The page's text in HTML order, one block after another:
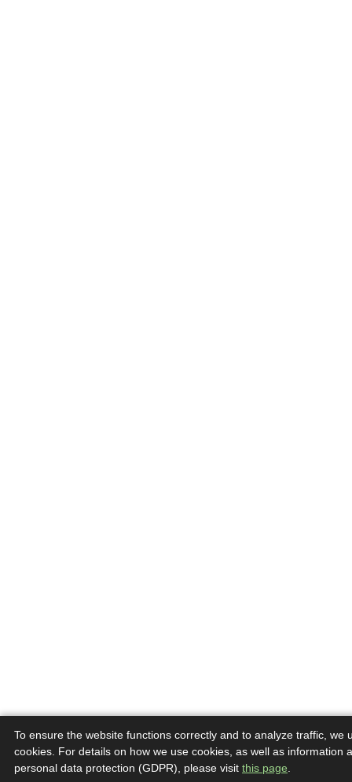
To ensure the website functions correctly and to analyze traffic, we
cookies. For details on how we use cookies, as well as information
personal data protection (GDPR), please visit this page